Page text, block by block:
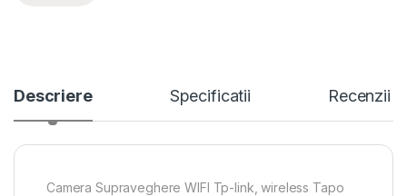
Descriere Specificatii Recenzii
Camera Supraveghere WIFI Tp-link, wireless Tapo